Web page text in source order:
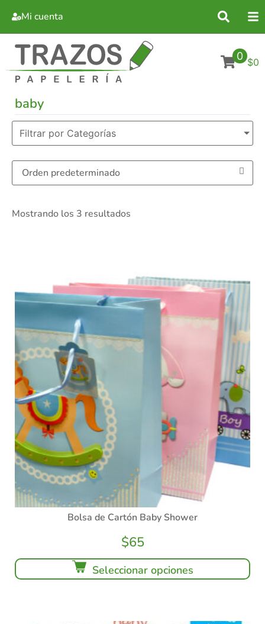
Mi cuenta
0 $0
baby
Filtrar por Categorías
Mostrando los 3 resultados
Bolsa de Cartón Baby Shower
$65
Seleccionar opciones